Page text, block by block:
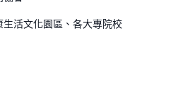
活文化園區、各大專院校